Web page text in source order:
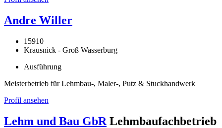
Andre Willer
15910
Krausnick - Groß Wasserburg
Ausführung
Meisterbetrieb für Lehmbau-, Maler-, Putz & Stuckhandwerk
Profil ansehen
Lehm und Bau GbR Lehmbaufachbetrieb